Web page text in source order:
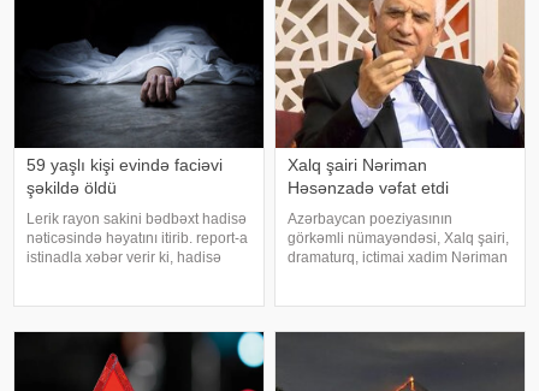
59 yaşlı kişi evində faciəvi
şəkildə öldü
Lerik rayon sakini bədbəxt hadisə
nəticəsində həyatını itirib. report-a
istinadla xəbər verir ki, hadisə
Quliyev səhər saatlarınd
Xalq şairi Nəriman
Həsənzadə vəfat etdi
Azərbaycan poeziyasının
görkəmli nümayəndəsi, Xalq şairi,
dramaturq, ictimai xadim Nəriman
Həsənzadə iyunun 26-da